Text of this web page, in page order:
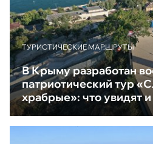
ТУРИСТИЧЕСКИЕ МАРШРУТЫ
В Крыму разработан
патриотический тур
храбрые»: что увидят